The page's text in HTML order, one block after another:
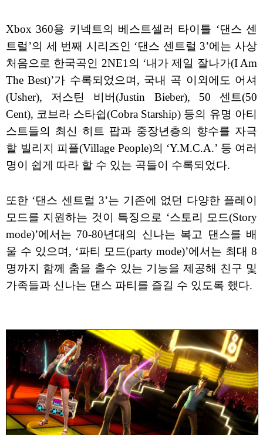
Xbox 360용 키넥트의 베스트셀러 타이틀 ‘댄스 센
트럴’의 세 번째 시리즈인 ‘댄스 센트럴 3’에는 사상
처음으로 한국곡인 2NE1의 ‘내가 제일 잘나가(I Am
The Best)’가 수록되었으며, 국내 곡 이외에도 어셔
(Usher), 저스틴 비버(Justin Bieber), 50 센트(50
Cent), 코브라 스타쉽(Cobra Starship) 등의 유명 아티
스트들의 최신 히트 팝과 중장년층의 향수를 자극
할 빌리지 피플(Village People)의 ‘Y.M.C.A.’ 등 여러
명이 쉽게 따라 할 수 있는 곡들이 수록되었다.
또한 ‘댄스 센트럴 3’는 기존에 없던 다양한 플레이
모드를 지원하는 것이 특징으로 ‘스토리 모드(Story
mode)’에서는 70-80년대의 신나는 복고 댄스를 배
울 수 있으며, ‘파티 모드(party mode)’에서는 최대 8
명까지 함께 춤을 출수 있는 기능을 제공해 친구 및
가족들과 신나는 댄스 파티를 즐길 수 있도록 했다.